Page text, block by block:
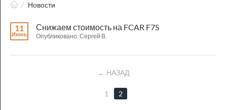
/ Новости
11
Июнь
Снижаем стоимость на FCAR F7S
Опубликовано: Сергей В.
НАЗАД
1 2